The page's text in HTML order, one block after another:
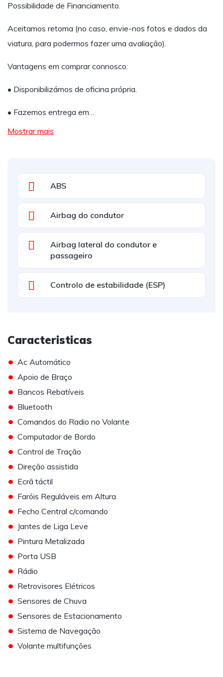
Possibilidade de Financiamento.
Aceitamos retoma (no caso, envie-nos fotos e dados da
viatura, para podermos fazer uma avaliação).
Vantagens em comprar connosco:
• Disponibilizámos de oficina própria.
• Fazemos entrega em…
Mostrar mais
ABS
Airbag do condutor
Airbag lateral do condutor e
passageiro
Controlo de estabilidade (ESP)
Caracteristicas
• Ac Automático
• Apoio de Braço
• Bancos Rebatíveis
• Bluetooth
• Comandos do Radio no Volante
• Computador de Bordo
• Control de Tração
• Direção assistida
• Ecrã táctil
• Faróis Reguláveis em Altura
• Fecho Central c/comando
• Jantes de Liga Leve
• Pintura Metalizada
• Porta USB
• Rádio
• Retrovisores Elétricos
• Sensores de Chuva
• Sensores de Estacionamento
• Sistema de Navegação
• Volante multifunções